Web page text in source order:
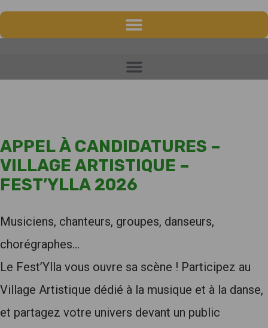
APPEL À CANDIDATURES –
VILLAGE ARTISTIQUE –
FEST’YLLA 2026
Musiciens, chanteurs, groupes, danseurs,
chorégraphes…
Le Fest’Ylla vous ouvre sa scène ! Participez au
Village Artistique dédié à la musique et à la danse,
et partagez votre univers devant un public